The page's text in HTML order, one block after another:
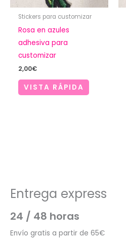
Stickers para customizar
Rosa en azules
adhesiva para
customizar
2,00€
VISTA RÁPIDA
Entrega express
24 / 48 horas
Envío gratis a partir de 65€